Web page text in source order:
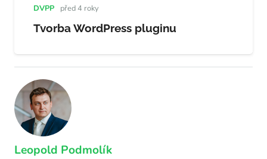
DVPP před 4 roky
Tvorba WordPress pluginu
Leopold Podmolík